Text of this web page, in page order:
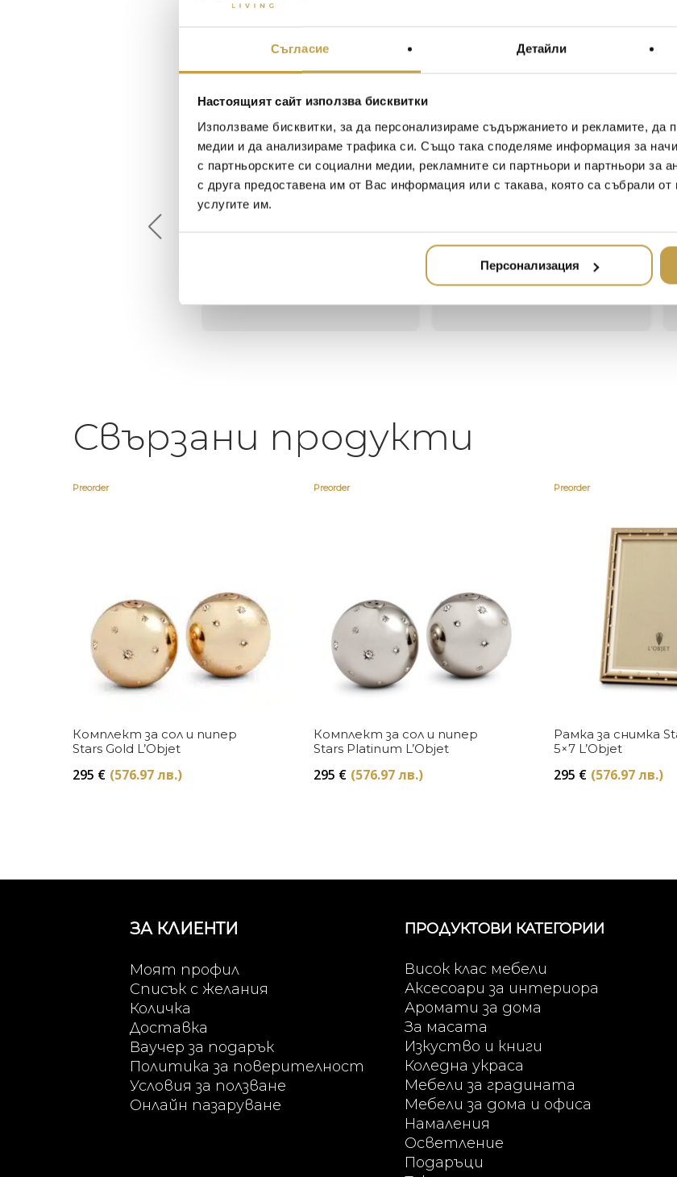
Съгласие Детайли
Настоящият сайт използва бисквитки
Използваме бисквитки, за да персонализираме съдържанието и рекламите, да
медии и да анализираме трафика си. Също така споделяме информация за
с партньорските си социални медии, рекламните си партньори и партньори за
с друга предоставена им от Вас информация или с такава, която са събрали
услугите им.
Персонализация
Shimmering frames,
24K gold and
leather and suede
Георги Питов
2021-06-01
Много интересни
Иван Иванов
2020-05-20
Един магазин за красив и
елегантен дом. В него ще
намерите всичко, което ще
Свързани продукти
Preorder
Купи
Комплект за сол и пипер
Stars Gold L’Objet
295 € (576.97 лв.)
Preorder
Купи
Комплект за сол и пипер
Stars Platinum L’Objet
295 € (576.97 лв.)
Preorder
Рамка за снимка
5×7 L’Objet
295 € (576.97 лв.)
ЗА КЛИЕНТИ
Моят профил
Списък с желания
Количка
Доставка
Ваучер за подарък
Политика за поверителност
Условия за ползване
Онлайн пазаруване
ПРОДУКТОВИ КАТЕГОРИИ
Висок клас мебели
Аксесоари за интериора
Аромати за дома
За масата
Изкуство и книги
Коледна украса
Мебели за градината
Мебели за дома и офиса
Намаления
Осветление
Подаръци